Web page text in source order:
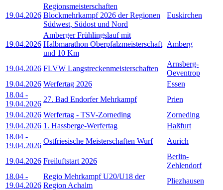
19.04.2026
Regionsmeisterschaften
Blockmehrkampf 2026 der Regionen
Südwest, Südost und Nord
Euskirchen
19.04.2026
Amberger Frühlingslauf mit
Halbmarathon Oberpfalzmeisterschaft
und 10 Km
Amberg
19.04.2026 FLVW Langstreckenmeisterschaften
Arnsberg-
Oeventrop
19.04.2026 Werfertag 2026
Essen
18.04 -
19.04.2026
27. Bad Endorfer Mehrkampf
Prien
19.04.2026 Werfertag - TSV-Zorneding
Zorneding
19.04.2026 1. Hassberge-Werfertag
Haßfurt
18.04 -
19.04.2026
Ostfriesische Meisterschaften Wurf Aurich
19.04.2026 Freiluftstart 2026
Berlin-
Zehlendorf
18.04 -
19.04.2026
Regio Mehrkampf U20/U18 der
Region Achalm
Pliezhausen